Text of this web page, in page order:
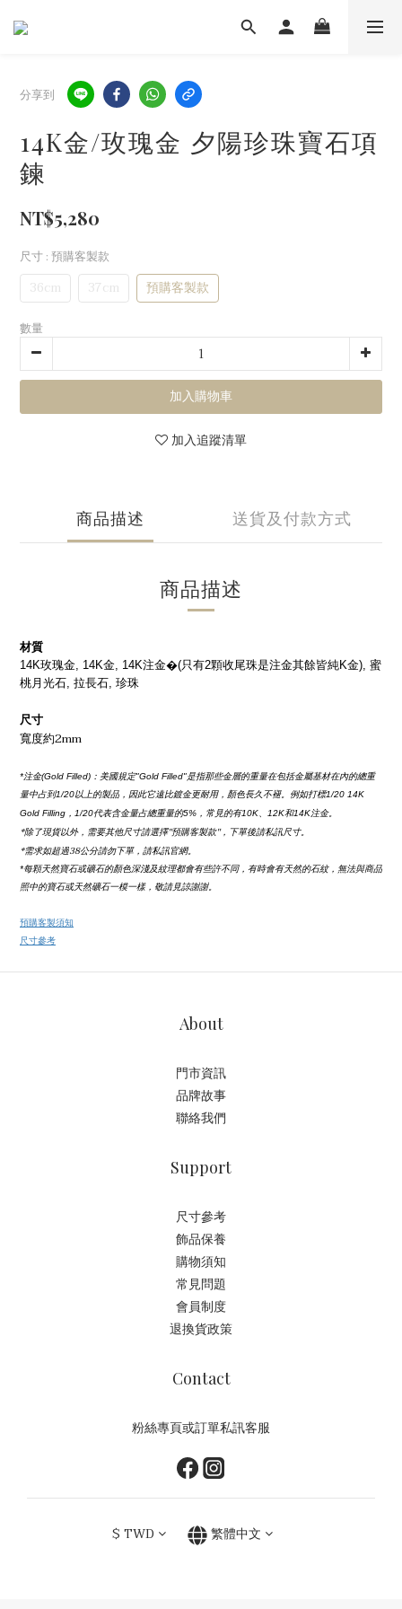
分享到
14K金/玫瑰金 夕陽珍珠寶石項
鍊
NT$5,280
尺寸: 預購客製款
36cm 37cm 預購客製款
數量
加入購物車
加入追蹤清單
商品描述 送貨及付款方式
商品描述
材質
14K玫瑰金, 14K金, 14K注金�(只有2顆收尾珠是注金其餘皆純K金), 蜜
桃月光石, 拉長石, 珍珠
尺寸
寬度約2mm
*注金(Gold Filled)：美國規定"Gold Filled"是指那些金層的重量在包括金屬基材在內的總重
量中占到1/20以上的製品，因此它遠比鍍金更耐用，顏色長久不褪。例如打標1/20 14K
Gold Filling，1/20代表含金量占總重量的5%，常見的有10K、12K和14K注金。
*除了現貨以外，需要其他尺寸請選擇''預購客製款''，下單後請私訊尺寸。
*需求如超過38公分請勿下單，請私訊官網。
*每顆天然寶石或礦石的顏色深淺及紋理都會有些許不同，有時會有天然的石紋，無法與商品
照中的寶石或天然礦石一模一樣，敬請見諒謝謝。
預購客製須知
尺寸參考
About
門市資訊
品牌故事
聯絡我們
Support
尺寸參考
飾品保養
購物須知
常見問題
會員制度
退換貨政策
Contact
粉絲專頁或訂單私訊客服
$ TWD 繁體中文